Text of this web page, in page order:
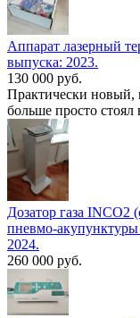
Аппарат лазерный
выпуска: 2023.
130 000 руб.
Практически новый,
больше просто стоял
Дозатор газа INCO2
пневмо-
2024.
260 000 руб.